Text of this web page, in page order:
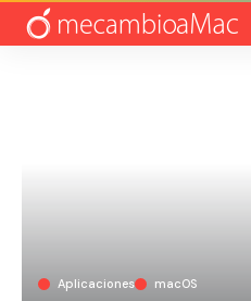
Aplicaciones macOS